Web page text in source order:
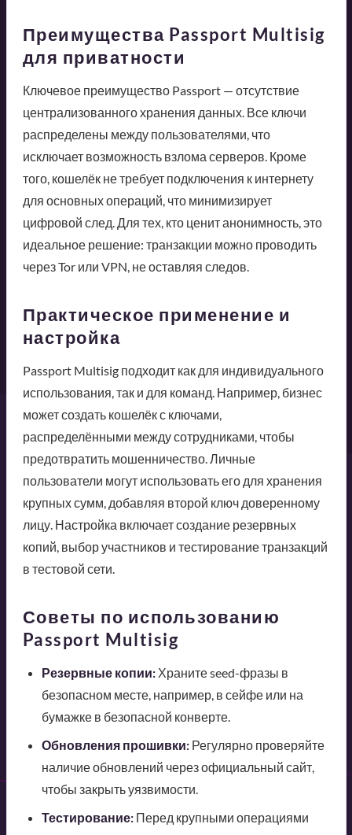
Преимущества Passport Multisig
для приватности
Ключевое преимущество Passport — отсутствие
централизованного хранения данных. Все ключи
распределены между пользователями, что
исключает возможность взлома серверов. Кроме
того, кошелёк не требует подключения к интернету
для основных операций, что минимизирует
цифровой след. Для тех, кто ценит анонимность, это
идеальное решение: транзакции можно проводить
через Tor или VPN, не оставляя следов.
Практическое применение и
настройка
Passport Multisig подходит как для индивидуального
использования, так и для команд. Например, бизнес
может создать кошелёк с ключами,
распределёнными между сотрудниками, чтобы
предотвратить мошенничество. Личные
пользователи могут использовать его для хранения
крупных сумм, добавляя второй ключ доверенному
лицу. Настройка включает создание резервных
копий, выбор участников и тестирование транзакций
в тестовой сети.
Советы по использованию
Passport Multisig
Резервные копии:Храните seed-фразы в
безопасном месте, например, в сейфе или на
бумажке в безопасной конверте.
Обновления прошивки:Регулярно проверяйте
наличие обновлений через официальный сайт,
чтобы закрыть уязвимости.
Тестирование:Перед крупными операциями